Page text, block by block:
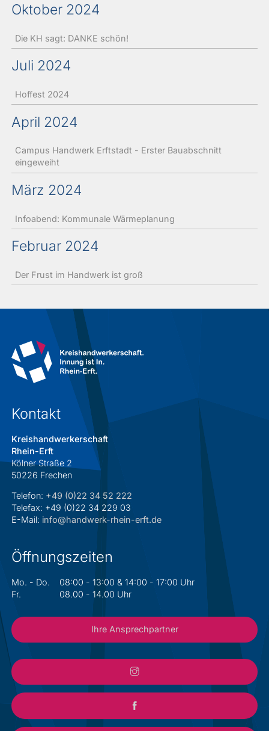
Oktober 2024
Die KH sagt: DANKE schön!
Juli 2024
Hoffest 2024
April 2024
Campus Handwerk Erftstadt - Erster Bauabschnitt
eingeweiht
März 2024
Infoabend: Kommunale Wärmeplanung
Februar 2024
Der Frust im Handwerk ist groß
Kontakt
Kreishandwerkerschaft
Rhein-Erft
Kölner Straße 2
50226 Frechen
Telefon: +49 (0)22 34 52 222
Telefax: +49 (0)22 34 229 03
E-Mail: info@handwerk-rhein-erft.de
Öffnungszeiten
Mo. - Do.
08:00 - 13:00 & 14:00 - 17:00 Uhr
Fr.
08.00 - 14.00 Uhr
Ihre Ansprechpartner